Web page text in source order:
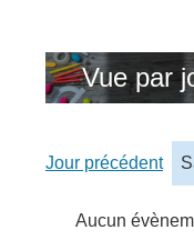
Vue par
Jour précédent
Aucun